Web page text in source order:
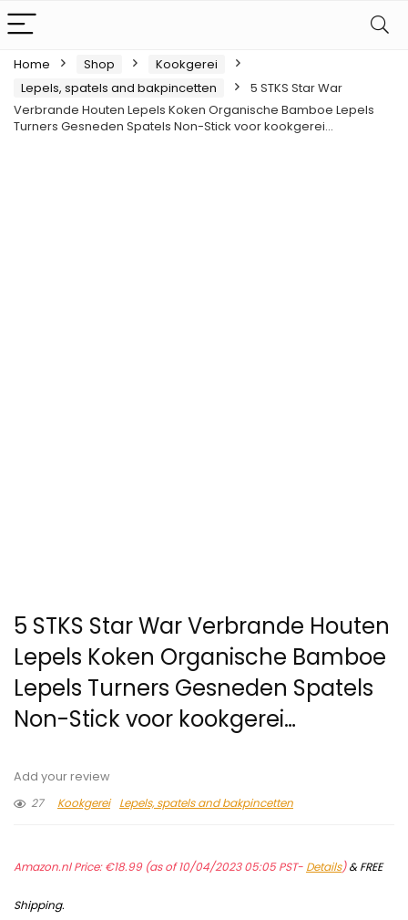
Home Shop
Kookgerei
Lepels, spatels and bakpincetten
5 STKS Star War
Verbrande Houten Lepels Koken Organische Bamboe Lepels
Turners Gesneden Spatels Non-Stick voor kookgerei…
5 STKS Star War Verbrande Houten
Lepels Koken Organische Bamboe
Lepels Turners Gesneden Spatels
Non-Stick voor kookgerei…
Add your review
27
Kookgerei Lepels, spatels and bakpincetten
Amazon.nl Price:€18.99(as of 10/04/2023 05:05 PST- Details)&FREE
Shipping.